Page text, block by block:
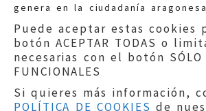
genera en la ciudadanía
Puede aceptar estas cookies
botón ACEPTAR TODAS o
necesarias con el botón SÓLO
FUNCIONALES
Si quieres más información,
POLÍTICA DE COOKIES de
Teléfonos:900 210 210